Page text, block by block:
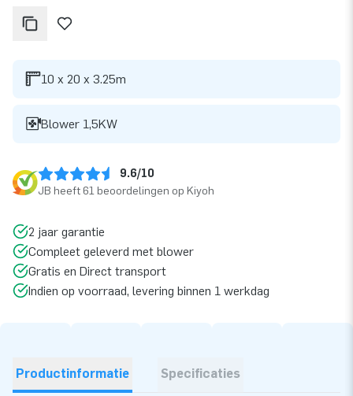
10 x 20 x 3.25m
Blower 1,5KW
9.6/10
JB heeft 61 beoordelingen op Kiyoh
2 jaar garantie
Compleet geleverd met blower
Gratis en Direct transport
Indien op voorraad, levering binnen 1 werkdag
Productinformatie Specificaties